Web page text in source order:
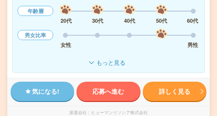
年齢層
20代
30代 40代 50代
60代
男女比率
女性
男性
もっと見る
気になる! 応募へ進む 詳しく見る
派遣会社 ヒューマンリソシア株式会社